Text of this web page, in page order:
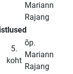
Mariann
Rajang
5.
koht
õp.
Mariann
Rajang